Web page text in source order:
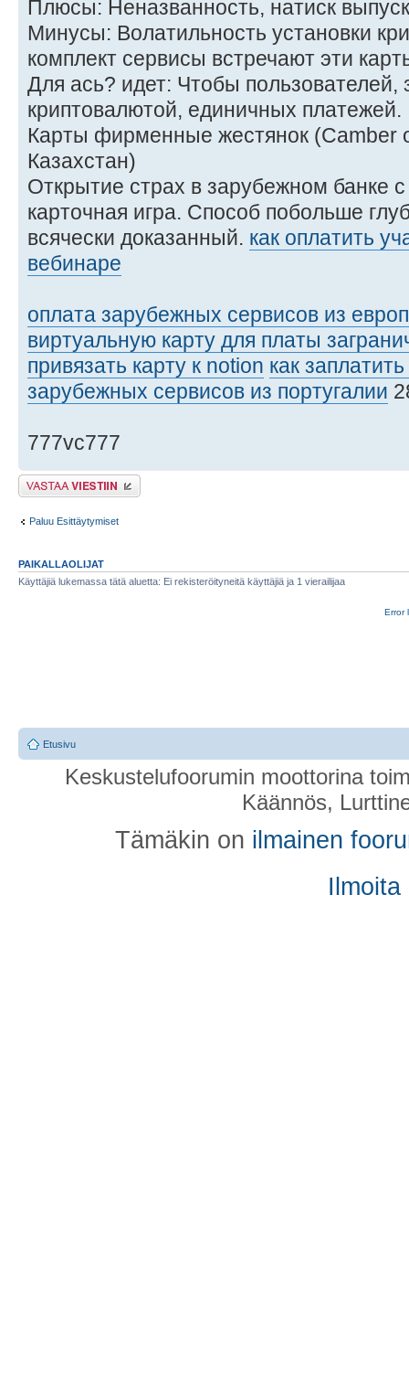
Плюсы: Неназванность, натиск
Минусы: Волатильность установки
комплект сервисы встречают эти
Для ась? идет: Чтобы пользователей,
криптовалютой, единичных платежей.
Карты фирменные жестянок (Camber
Казахстан)
Открытие страх в зарубежном банке
карточная игра. Способ побольше
всячески доказанный. как оплатить
вебинаре
оплата зарубежных сервисов из
виртуальную карту для платы
привязать карту к notion как
зарубежных сервисов из португалии
777vc777
Lähetä vastaus
Paluu Esittäytymiset
PAIKALLAOLIJAT
Käyttäjiä lukemassa tätä aluetta: Ei rekisteröityneitä käyttäjiä ja 1 vierailijaa
Error
Etusivu
Keskustelufoorumin moottorina
Käännös,
Tämäkin on ilmainen